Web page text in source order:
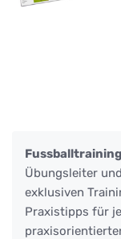
Übungsleiter
exklusiven
Praxistipps für